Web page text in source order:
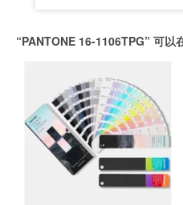
“PANTONE 16-1106TPG” 可以